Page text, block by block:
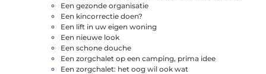
Een gezonde organisatie
Een kincorrectie doen?
Een lift in uw eigen woning
Een nieuwe look
Een schone douche
Een zorgchalet op een camping, prima idee
Een zorgchalet: het oog wil ook wat